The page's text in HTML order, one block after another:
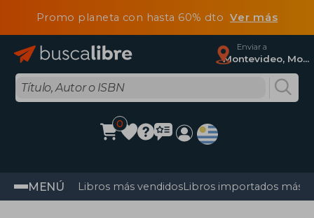
Promo planeta con hasta 60% dtoVer más
Enviar a
Montevideo, Montevideo
0
MENÚ Libros más vendidosLibros importados más